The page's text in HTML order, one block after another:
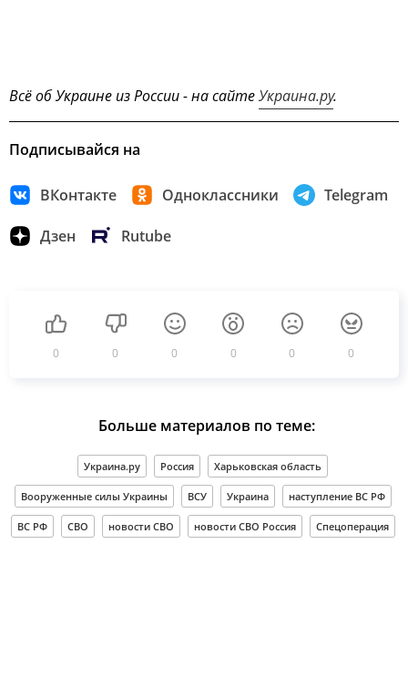
Всё об Украине из России - на сайтеУкраина.ру.
Подписывайся на
ВКонтакте Одноклассники Telegram
Дзен Rutube
0 0 0 0 0 0
Больше материалов по теме:
Украина.ру Россия Харьковская область
Вооруженные силы Украины ВСУ Украина наступление ВС РФ
ВС РФ СВО новости СВО новости СВО Россия Спецоперация